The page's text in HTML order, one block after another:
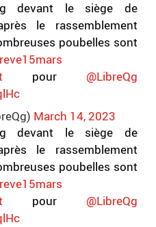
devant le siège de
le rassemblement
poubelles sont
pour @LibreQg
March 14, 2023
devant le siège de
le rassemblement
poubelles sont
pour @LibreQg